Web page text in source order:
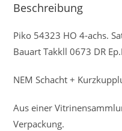
Beschreibung
Piko 54323 HO 4-achs.
Bauart Takkll 0673 DR
NEM Schacht +
Aus einer
Verpackung.